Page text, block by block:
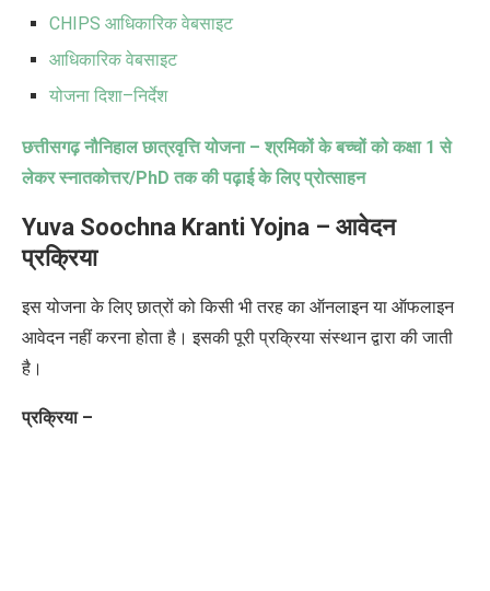
CHIPS आधिकारिक वेबसाइट
आधिकारिक वेबसाइट
योजना दिशा–निर्देश
छत्तीसगढ़ नौनिहाल छात्रवृत्ति योजना – श्रमिकों के बच्चों को कक्षा 1 से
लेकर स्नातकोत्तर/PhD तक की पढ़ाई के लिए प्रोत्साहन
Yuva Soochna Kranti Yojna – आवेदन
प्रक्रिया
इस योजना के लिए छात्रों को किसी भी तरह का ऑनलाइन या ऑफलाइन
आवेदन नहीं करना होता है। इसकी पूरी प्रक्रिया संस्थान द्वारा की जाती
है।
प्रक्रिया –